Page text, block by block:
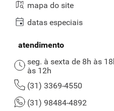
mapa do site
datas especiais
atendimento
seg. à sexta de 8h às
às 12h
(31) 3369-4550
(31) 98484-4892